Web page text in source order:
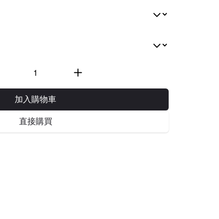
加入購物車
直接購買